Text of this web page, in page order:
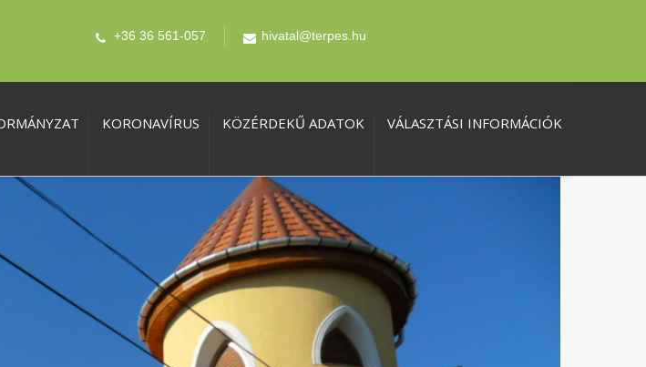
+36 36 561-057 hivatal@terpes.hu
KORONAVÍRUS KÖZÉRDEKŰ ADATOK VÁLASZTÁSI INFORMÁCIÓK